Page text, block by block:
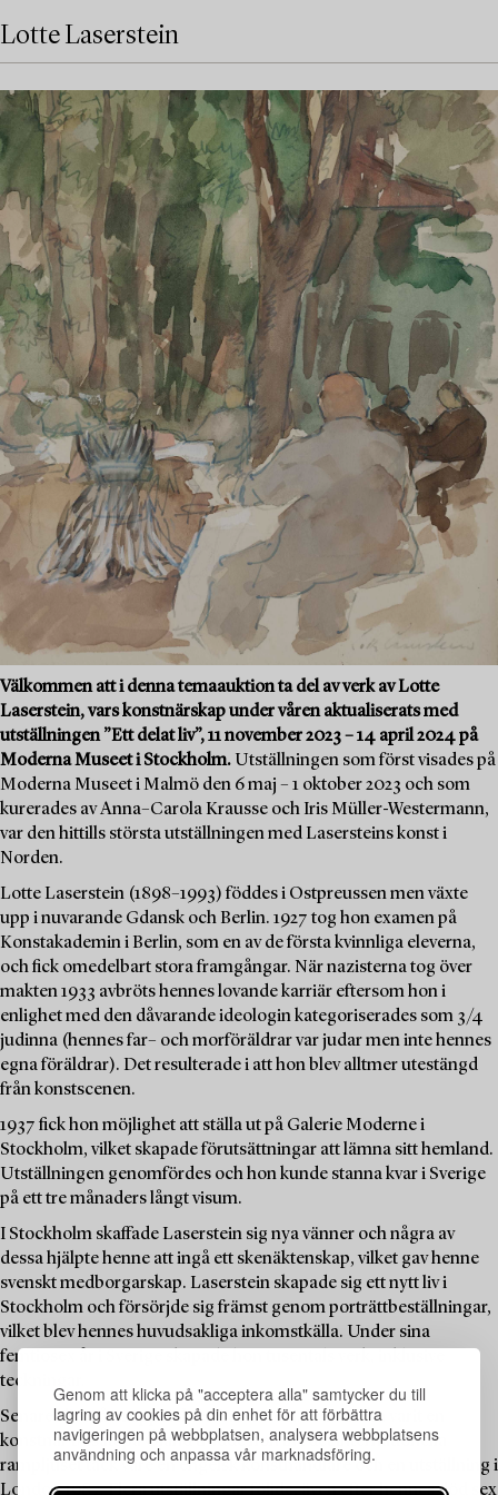
Genom att klicka på "acceptera alla" samtycker du till
lagring av cookies på din enhet för att förbättra
navigeringen på webbplatsen, analysera webbplatsens
användning och anpassa vår marknadsföring.
Lotte Laserstein
Välkommen att i denna temaauktion ta del av verk av Lotte
Laserstein, vars konstnärskap under våren aktualiserats med
utställningen ”Ett delat liv”, 11 november 2023 – 14 april 2024 på
Moderna Museet i Stockholm. Utställningen som först visades på
Moderna Museet i Malmö den 6 maj – 1 oktober 2023 och som
kurerades av Anna–Carola Krausse och Iris Müller-Westermann,
var den hittills största utställningen med Lasersteins konst i
Norden.
Lotte Laserstein (1898–1993) föddes i Ostpreussen men växte
upp i nuvarande Gdansk och Berlin. 1927 tog hon examen på
Konstakademin i Berlin, som en av de första kvinnliga eleverna,
och fick omedelbart stora framgångar. När nazisterna tog över
makten 1933 avbröts hennes lovande karriär eftersom hon i
enlighet med den dåvarande ideologin kategoriserades som 3/4
judinna (hennes far– och morföräldrar var judar men inte hennes
egna föräldrar). Det resulterade i att hon blev alltmer utestängd
från konstscenen.
1937 fick hon möjlighet att ställa ut på Galerie Moderne i
Stockholm, vilket skapade förutsättningar att lämna sitt hemland.
Utställningen genomfördes och hon kunde stanna kvar i Sverige
på ett tre månaders långt visum.
I Stockholm skaffade Laserstein sig nya vänner och några av
dessa hjälpte henne att ingå ett skenäktenskap, vilket gav henne
svenskt medborgarskap. Laserstein skapade sig ett nytt liv i
Stockholm och försörjde sig främst genom porträttbeställningar,
vilket blev hennes huvudsakliga inkomstkälla. Under sina
femtiosex år i Sverige skapade hon tusentals verk, inklusive
teckningar.
Senare i livet återupptäcktes Laserstein. Från att ha varit en
konstnär bosatt på Öland trädde hon in i det internationella
rampljuset tack vare en engelsk konsthandlare och en utställning i
London 1987. Flera utställningar följde, även efter hennes död sex